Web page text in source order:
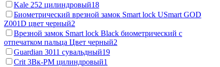
Kale 252 цилиндровый18
Биометрический врезной замок Smart lock USmart GOD
Z001D цвет черный2
Врезной замок Smart lock Black биометрический с
отпечатком пальца Цвет черный2
Guardian 3011 сувальдный19
Crit 3Вк-РМ цилиндровый1